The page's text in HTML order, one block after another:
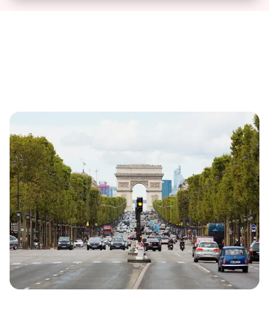
24 25 26 27 28
31
septembre 2026
lu ma me je
ve
1
2 3 4
7 8 9 10 11
14 15 16 17 18
21 23 24 25